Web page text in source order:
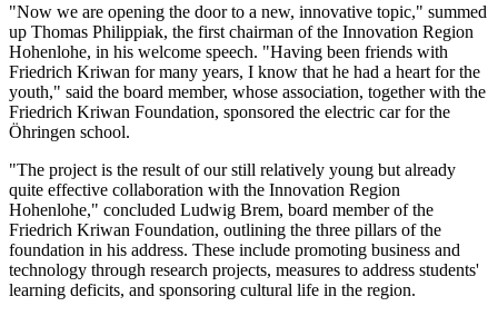
"Now we are opening the door to a new, innovative topic," summed
up Thomas Philippiak, the first chairman of the Innovation Region
Hohenlohe, in his welcome speech. "Having been friends with
Friedrich Kriwan for many years, I know that he had a heart for the
youth," said the board member, whose association, together with the
Friedrich Kriwan Foundation, sponsored the electric car for the
Öhringen school.
"The project is the result of our still relatively young but already
quite effective collaboration with the Innovation Region
Hohenlohe," concluded Ludwig Brem, board member of the
Friedrich Kriwan Foundation, outlining the three pillars of the
foundation in his address. These include promoting business and
technology through research projects, measures to address students'
learning deficits, and sponsoring cultural life in the region.